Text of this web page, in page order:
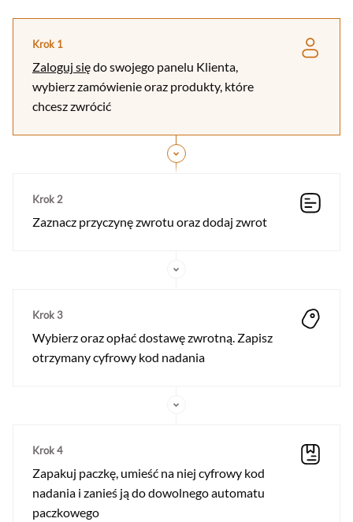
Krok 1
Zaloguj siędo swojego panelu Klienta,
wybierz zamówienie oraz produkty, które
chcesz zwrócić
Krok 2
Zaznacz przyczynę zwrotu oraz dodaj zwrot
Krok 3
Wybierz oraz opłać dostawę zwrotną. Zapisz
otrzymany cyfrowy kod nadania
Krok 4
Zapakuj paczkę, umieść na niej cyfrowy kod
nadania i zanieś ją do dowolnego automatu
paczkowego